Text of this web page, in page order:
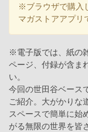
※ブラウザで購入
マガストアアプリ
※電子版では、紙の
ページ、付録が含ま
い。
今回の世田谷ベース
ご紹介。大がかりな
スペースで簡単に始
がる無限の世界を皆